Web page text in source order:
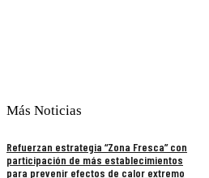
Más Noticias
Refuerzan estrategia “Zona Fresca” con
participación de más establecimientos
para prevenir efectos de calor extremo